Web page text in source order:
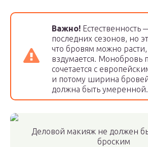
Важно! Естественность
последних сезонов, но
что бровям можно расти,
вздумается. Монобровь
сочетается с
и потому ширина
должна быть умеренной.
Деловой макияж не должен
броским